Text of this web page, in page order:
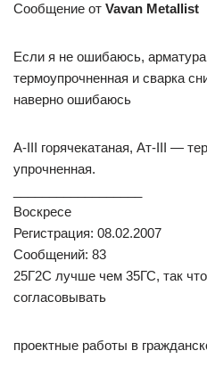
Сообщение от Vavan Metallist
Если я не ошибаюсь,
термоупрочненная и сварка
наверно ошибаюсь
А-III горячекатаная, Ат-III —
упрочненная.
Воскресе
Регистрация: 08.02.2007
Сообщений: 83
25Г2С лучше чем 35ГС, так
согласовывать
проектные работы в